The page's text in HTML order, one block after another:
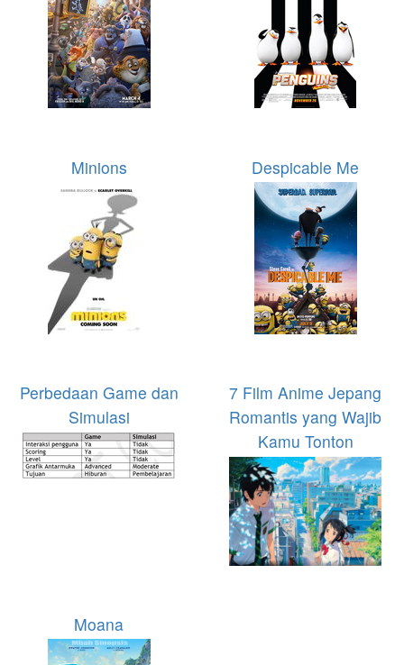
Minions Despicable Me
Perbedaan Game dan
Simulasi
7 Film Anime Jepang
Romantis yang Wajib
Kamu Tonton
Moana